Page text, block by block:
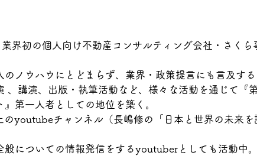
界初の個人向け不動産コンサルティング会社・さくら
ノウハウにとどまらず、業界・政策提言にも言及す
、講演、出版・執筆活動など、様々な活動を通じて『
第一人者としての地位を築く。
youtubeチャンネル（長嶋修の「日本と世界の未来を
についての情報発信をするyoutuberとしても活動中。